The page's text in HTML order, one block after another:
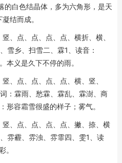
的白色结晶体，多为六角形，是天
结而成。
、点、点、点、点、横折、横、
雪乡、扫雪二、霖1、读音：
本义是久下不停的雨。
、点、点、点、点、横、竖、
：霖雨、愁霖、霖乱、霖澍、商
形容霜雪很盛的样子；雾气。
、点、点、点、点、撇、捺、横
雰霾、雰浊、雰霏四、雯1、读
。